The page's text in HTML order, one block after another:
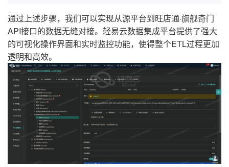
通过上述步骤，我们可以实现从源平台到旺店通·旗舰奇门
API接口的数据无缝对接。轻易云数据集成平台提供了强大
的可视化操作界面和实时监控功能，使得整个ETL过程更加
透明和高效。